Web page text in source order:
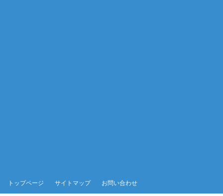
トップページ サイトマップ お問い合わせ